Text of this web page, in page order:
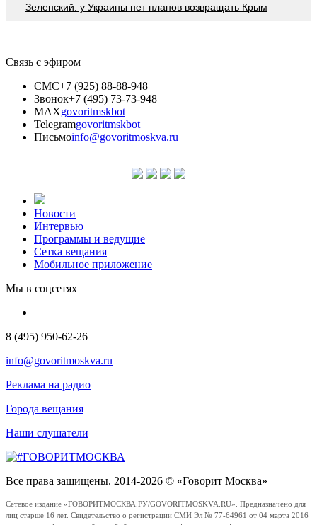
Зеленский: у Украины нет планов возвращать Крым
Связь с эфиром
СМС+7 (925) 88-88-948
Звонок+7 (495) 73-73-948
MAXgovoritmskbot
Telegramgovoritmskbot
Письмоinfo@govoritmoskva.ru
Новости
Интервью
Программы и ведущие
Сетка вещания
Мобильное приложение
Мы в соцсетях
8 (495) 950-62-26
info@govoritmoskva.ru
Реклама на радио
Города вещания
Наши слушатели
Все права защищены. 2014-2026 © «Говорит Москва»
Сетевое издание «ГОВОРИТМОСКВА.РУ/GOVORITMOSKVA.RU». Предназначено для
лиц старше 16 лет. Свидетельство о регистрации СМИ Эл № 77-64961 от 04 марта 2016